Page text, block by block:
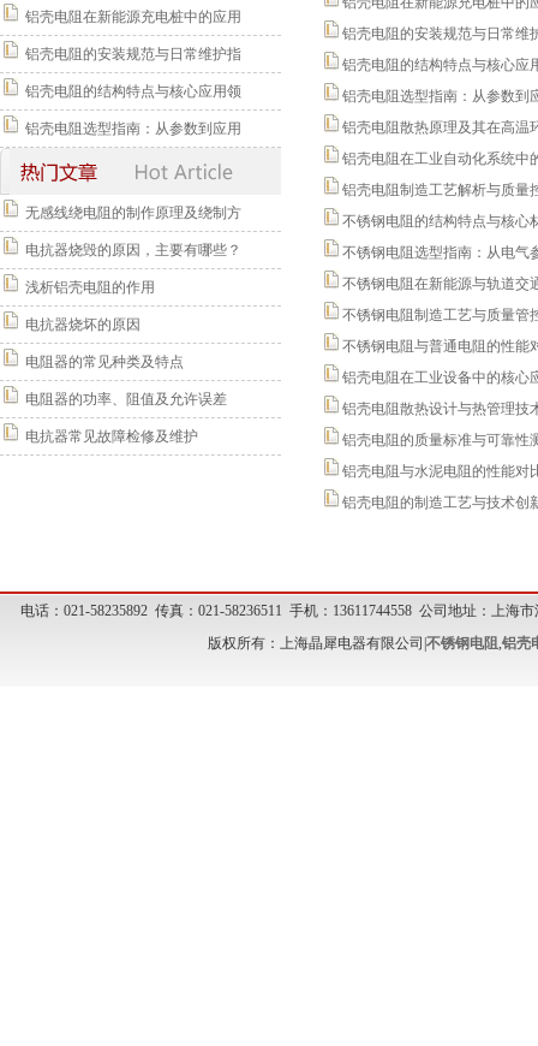
铝壳电阻在新能源充电桩中的应用
铝壳电阻的安装规范与日常维护指
铝壳电阻的结构特点与核心应用领
铝壳电阻选型指南：从参数到应用
无感线绕电阻的制作原理及绕制方
电抗器烧毁的原因，主要有哪些？
浅析铝壳电阻的作用
电抗器烧坏的原因
电阻器的常见种类及特点
电阻器的功率、阻值及允许误差
电抗器常见故障检修及维护
铝壳电阻的安装规范与日常维
铝壳电阻的结构特点与核心应
铝壳电阻选型指南：从参数到
铝壳电阻散热原理及其在高温
铝壳电阻在工业自动化系统中
铝壳电阻制造工艺解析与质量
不锈钢电阻的结构特点与核心
不锈钢电阻选型指南：从电气
不锈钢电阻在新能源与轨道交
不锈钢电阻制造工艺与质量管
不锈钢电阻与普通电阻的性能
铝壳电阻在工业设备中的核心
铝壳电阻散热设计与热管理技
铝壳电阻的质量标准与可靠性
铝壳电阻与水泥电阻的性能对
铝壳电阻的制造工艺与技术创
电话：021-58235892 传真：021-58236511 手机：13611744558 公司地址：上
版权所有：上海晶犀电器有限公司| 不锈钢电阻,铝壳